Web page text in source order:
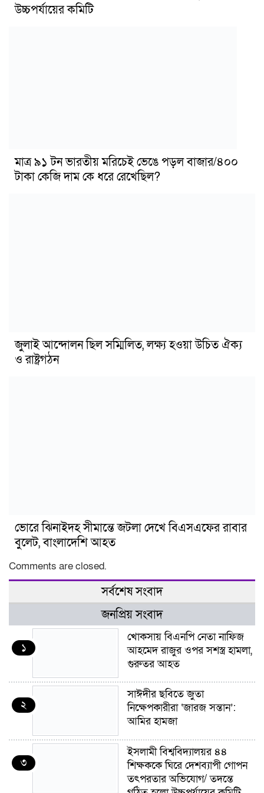
উচ্চপর্যায়ের কমিটি
মাত্র ৯১ টন ভারতীয় মরিচেই ভেঙে পড়ল বাজার/৪০০
টাকা কেজি দাম কে ধরে রেখেছিল?
জুলাই আন্দোলন ছিল সম্মিলিত, লক্ষ্য হওয়া উচিত ঐক্য
ও রাষ্ট্রগঠন
ভোরে ঝিনাইদহ সীমান্তে জটলা দেখে বিএসএফের রাবার
বুলেট, বাংলাদেশি আহত
Comments are closed.
সর্বশেষ সংবাদ
জনপ্রিয় সংবাদ
১
খোকসায় বিএনপি নেতা নাফিজ
আহমেদ রাজুর ওপর সশস্ত্র হামলা,
গুরুতর আহত
২
সাঈদীর ছবিতে জুতা
নিক্ষেপকারীরা ‘জারজ সন্তান’:
আমির হামজা
৩
ইসলামী বিশ্ববিদ্যালয়র ৪৪
শিক্ষককে ঘিরে দেশব্যাপী গোপন
তৎপরতার অভিযোগ/ তদন্তে